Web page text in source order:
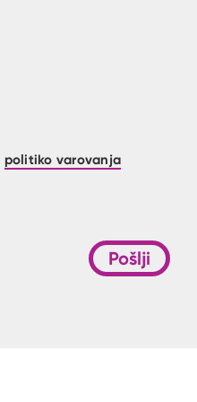
politiko varovanja
Pošlji